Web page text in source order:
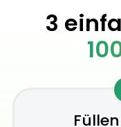
3